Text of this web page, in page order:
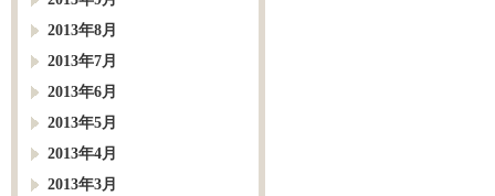
2013年8月
2013年7月
2013年6月
2013年5月
2013年4月
2013年3月